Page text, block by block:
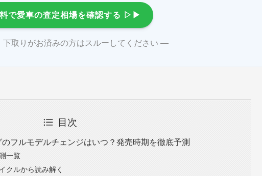
で愛車の査定相場を確認する ▷▶
取りがお済みの方はスルーしてください ―
目次
のフルモデルチェンジはいつ？発売時期を徹底予測
一覧
クルから読み解く